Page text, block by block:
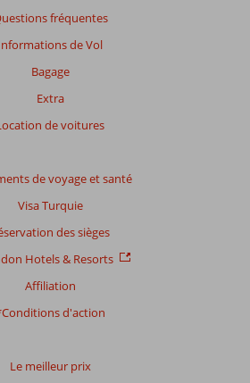
fréquentes
de Vol
Bagage
Extra
de voitures
de voyage et santé
Visa Turquie
des sièges
Hotels & Resorts
Affiliation
d'action
Le meilleur prix